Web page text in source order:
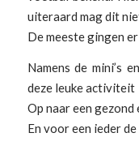
uiteraard mag dit
De meeste gingen
Namens de mini’s
deze leuke activiteit
Op naar een
En voor een ieder